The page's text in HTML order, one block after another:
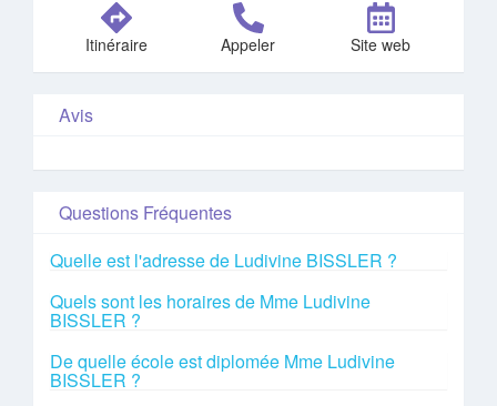
Itinéraire Appeler Site web
Avis
Questions Fréquentes
Quelle est l'adresse de Ludivine BISSLER ?
Quels sont les horaires de Mme Ludivine
BISSLER ?
De quelle école est diplomée Mme Ludivine
BISSLER ?